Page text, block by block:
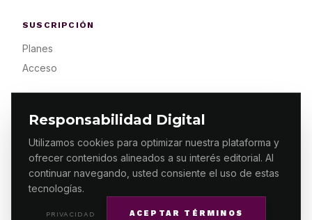
Responsabilidad Digital
Utilizamos cookies para optimizar nuestra plataforma y
ofrecer contenidos alineados a su interés editorial. Al
continuar navegando, usted consiente el uso de estas
tecnologías.
PRIVACIDAD ACEPTAR TÉRMINOS
SUSCRIPCIÓN
Planes
Acceso
© 2026 ES PRIMERA MX. ALGUNOS DERECHOS
RESERVADOS / DESIGNMAKING.MX